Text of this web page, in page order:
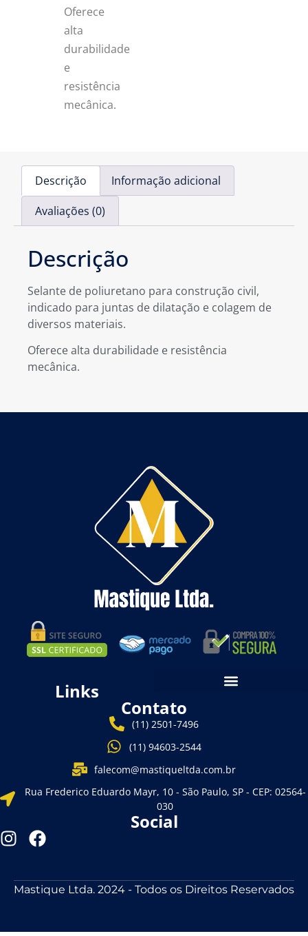
Oferece
alta
durabilidade
e
resistência
mecânica.
Descrição
Informação adicional
Avaliações (0)
Descrição
Selante de poliuretano para construção civil,
indicado para juntas de dilatação e colagem de
diversos materiais.
Oferece alta durabilidade e resistência
mecânica.
Links
Contato
(11) 2501-7496
(11) 94603-2544
falecom@mastiqueltda.com.br
Rua Frederico Eduardo Mayr, 10 - São Paulo, SP - CEP: 02564-
030
Social
Mastique Ltda. 2024 - Todos os Direitos Reservados